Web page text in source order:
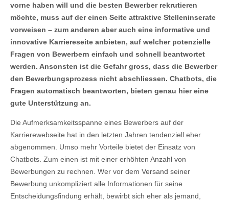
vorne haben will und die besten Bewerber rekrutieren
möchte, muss auf der einen Seite attraktive Stelleninserate
vorweisen – zum anderen aber auch eine informative und
innovative Karriereseite anbieten, auf welcher potenzielle
Fragen von Bewerbern einfach und schnell beantwortet
werden. Ansonsten ist die Gefahr gross, dass die Bewerber
den Bewerbungsprozess nicht abschliessen. Chatbots, die
Fragen automatisch beantworten, bieten genau hier eine
gute Unterstützung an.
Die Aufmerksamkeitsspanne eines Bewerbers auf der
Karrierewebseite hat in den letzten Jahren tendenziell eher
abgenommen. Umso mehr Vorteile bietet der Einsatz von
Chatbots. Zum einen ist mit einer erhöhten Anzahl von
Bewerbungen zu rechnen. Wer vor dem Versand seiner
Bewerbung unkompliziert alle Informationen für seine
Entscheidungsfindung erhält, bewirbt sich eher als jemand,